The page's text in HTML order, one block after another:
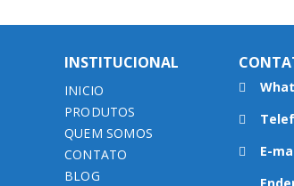
INSTITUCIONAL
INICIO
PRODUTOS
QUEM SOMOS
CONTATO
BLOG
E-